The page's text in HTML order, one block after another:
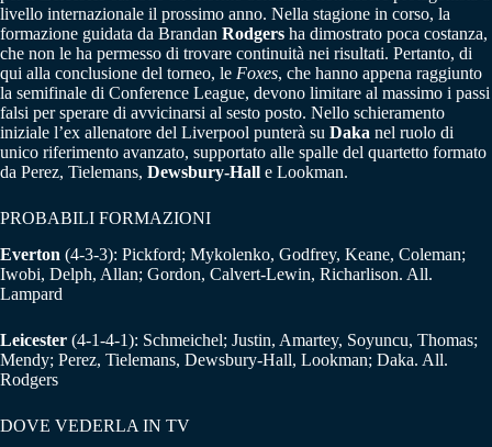
livello internazionale il prossimo anno. Nella stagione in corso, la
formazione guidata da Brandan Rodgers ha dimostrato poca costanza,
che non le ha permesso di trovare continuità nei risultati. Pertanto, di
qui alla conclusione del torneo, le Foxes, che hanno appena raggiunto
la semifinale di Conference League, devono limitare al massimo i passi
falsi per sperare di avvicinarsi al sesto posto. Nello schieramento
iniziale l’ex allenatore del Liverpool punterà su Daka nel ruolo di
unico riferimento avanzato, supportato alle spalle del quartetto formato
da Perez, Tielemans, Dewsbury-Hall e Lookman.
PROBABILI FORMAZIONI
Everton (4-3-3): Pickford; Mykolenko, Godfrey, Keane, Coleman;
Iwobi, Delph, Allan; Gordon, Calvert-Lewin, Richarlison. All.
Lampard
Leicester (4-1-4-1): Schmeichel; Justin, Amartey, Soyuncu, Thomas;
Mendy; Perez, Tielemans, Dewsbury-Hall, Lookman; Daka. All.
Rodgers
DOVE VEDERLA IN TV